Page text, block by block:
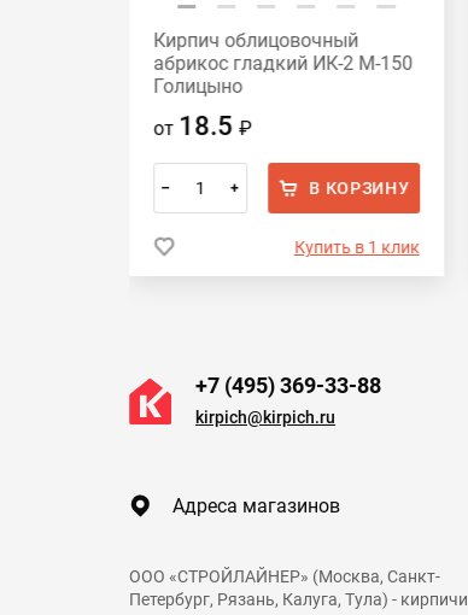
Кирпич облицовочный
абрикос гладкий ИК-2 М-150
Голицыно
от 18.5 ₽
– + В КОРЗИНУ
Купить в 1 клик
+7 (495) 369-33-88
kirpich@kirpich.ru
Адреса магазинов
ООО «СТРОЙЛАЙНЕР» (Москва, Санкт-
Петербург, Рязань, Калуга, Тула) - кирпичи